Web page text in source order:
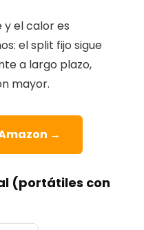
y el calor es
el split fijo sigue
a largo plazo,
mayor.
→
(portátiles con